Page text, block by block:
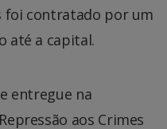
foi contratado por um
até a capital.
entregue na
aos Crimes